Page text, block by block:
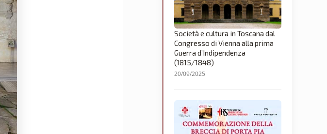
Società e cultura in Toscana dal
Congresso di Vienna alla prima
Guerra d’Indipendenza
(1815/1848)
20/09/2025